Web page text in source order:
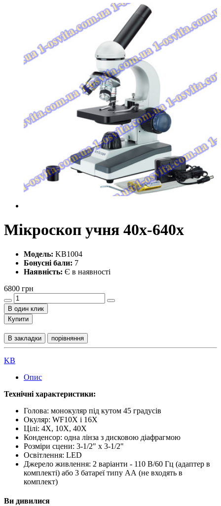
Мікроскоп учня 40x-640x
Модель: KB1004
Бонусні бали: 7
Наявність: Є в наявності
6800 грн
В один клик
Купити
В закладки порівняння
KB
Опис
Технічні характеристики:
Голова: монокуляр під кутом 45 градусів
Окуляр: WF10X і 16X
Цілі: 4X, 10X, 40X
Конденсор: одна лінза з дисковою діафрагмою
Розміри сцени: 3-1/2" x 3-1/2"
Освітлення: LED
Джерело живлення: 2 варіанти - 110 В/60 Гц (адаптер в
комплекті) або 3 батареї типу АА (не входять в
комплект)
Ви дивилися